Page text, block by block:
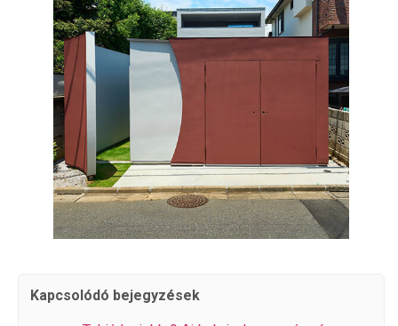
Kapcsolódó bejegyzések